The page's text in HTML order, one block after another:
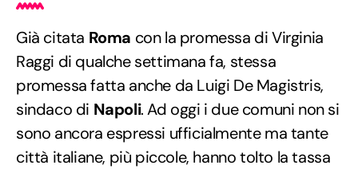
Già citata Roma con la promessa di Virginia
Raggi di qualche settimana fa, stessa
promessa fatta anche da Luigi De Magistris,
sindaco di Napoli. Ad oggi i due comuni non si
sono ancora espressi ufficialmente ma tante
città italiane, più piccole, hanno tolto la tassa